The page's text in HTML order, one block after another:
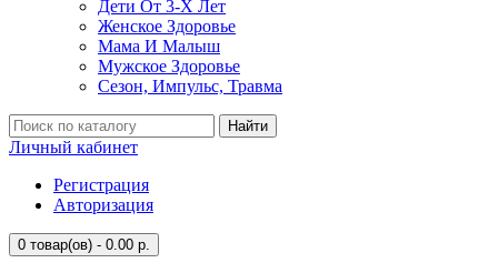
Дети От 3-Х Лет
Женское Здоровье
Мама И Малыш
Мужское Здоровье
Сезон, Импульс, Травма
Найти
Личный кабинет
Регистрация
Авторизация
0 товар(ов) - 0.00 р.